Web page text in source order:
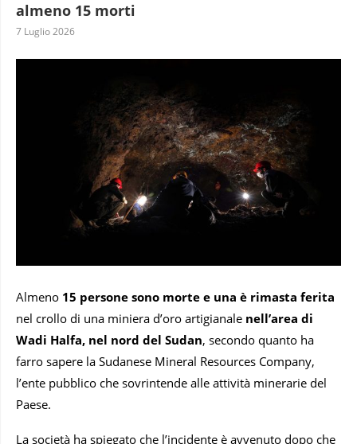
almeno 15 morti
7 Luglio 2026
Almeno 15 persone sono morte e una è rimasta ferita
nel crollo di una miniera d’oro artigianale nell’area di
Wadi Halfa, nel nord del Sudan, secondo quanto ha
farro sapere la Sudanese Mineral Resources Company,
l’ente pubblico che sovrintende alle attività minerarie del
Paese.
La società ha spiegato che l’incidente è avvenuto dopo che